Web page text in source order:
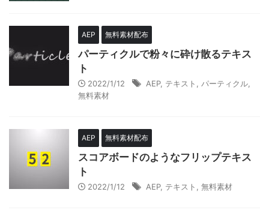
AEP 無料素材配布
パーティクルで粉々に砕け散るテキス
ト
2022/1/12 AEP, テキスト パーティクル
無料素材
AEP 無料素材配布
スコアボードのようなフリップテキス
ト
2022/1/12 AEP, テキスト 無料素材